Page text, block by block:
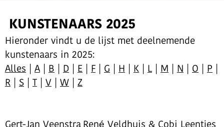
KUNSTENAARS 2025
Hieronder vindt u de lijst met deelnemende
kunstenaars in 2025:
Alles | A | B | D | E | F | G | H | K | L| M | N | O | P |
R | S | T | V | W | Z
Gert-Jan VeenstraRené Veldhuis & Cobi Leentjes